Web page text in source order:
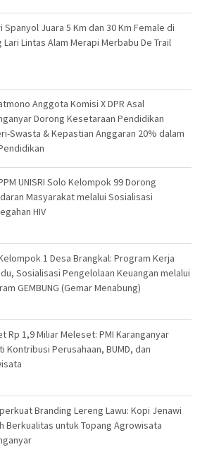
Spanyol Juara 5 Km dan 30 Km Female di
Lari Lintas Alam Merapi Merbabu De Trail
Anggota Komisi X DPR Asal
Dorong Kesetaraan Pendidikan
Swasta & Kepastian Anggaran 20% dalam
UNISRI Solo Kelompok 99 Dorong
Masyarakat melalui Sosialisasi
HIV
1 Desa Brangkal: Program Kerja
Sosialisasi Pengelolaan Keuangan melalui
GEMBUNG (Gemar Menabung)
Rp 1,9 Miliar Meleset: PMI Karanganyar
Kontribusi Perusahaan, BUMD, dan
Branding Lereng Lawu: Kopi Jenawi
Berkualitas untuk Topang Agrowisata